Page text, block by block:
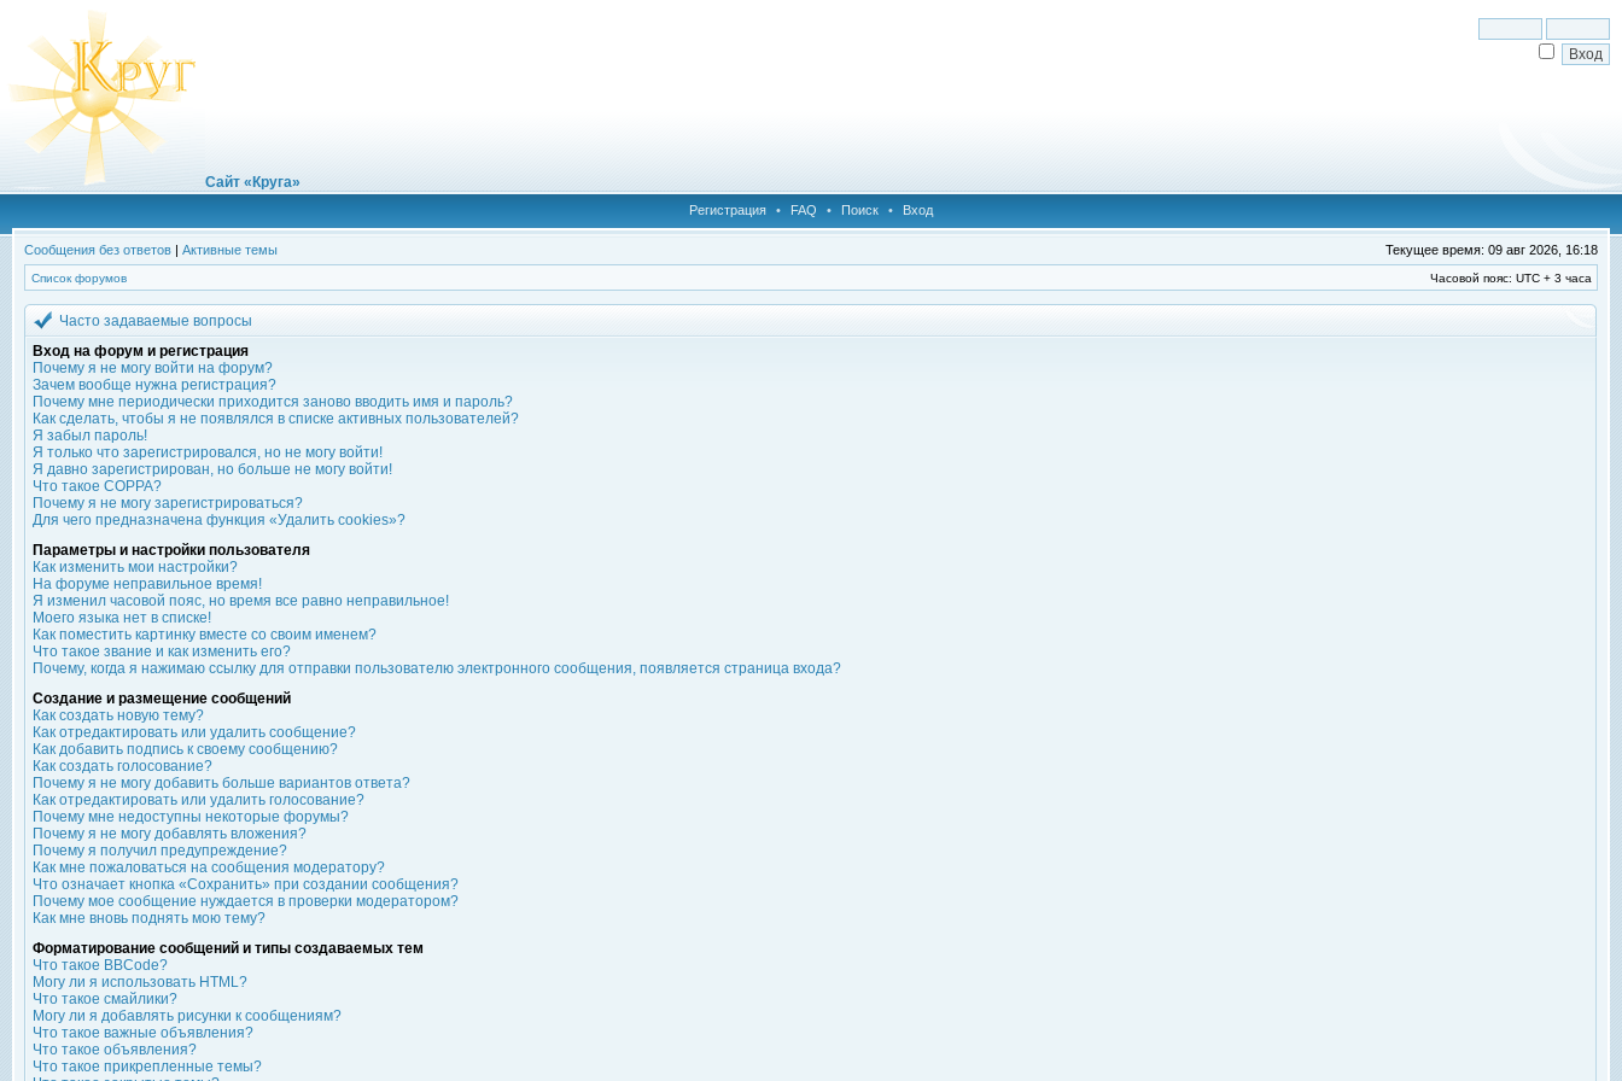
Сайт «Круга»
Регистрация • FAQ • Поиск • Вход
Сообщения без ответов | Активные темы Текущее время: 09 авг 2026, 16:18
Список форумов Часовой пояс: UTC + 3 часа
Часто задаваемые вопросы
Вход на форум и регистрация
Почему я не могу войти на форум?
Зачем вообще нужна регистрация?
Почему мне периодически приходится заново вводить имя и пароль?
Как сделать, чтобы я не появлялся в списке активных пользователей?
Я забыл пароль!
Я только что зарегистрировался, но не могу войти!
Я давно зарегистрирован, но больше не могу войти!
Что такое COPPA?
Почему я не могу зарегистрироваться?
Для чего предназначена функция «Удалить cookies»?
Параметры и настройки пользователя
Как изменить мои настройки?
На форуме неправильное время!
Я изменил часовой пояс, но время все равно неправильное!
Моего языка нет в списке!
Как поместить картинку вместе со своим именем?
Что такое звание и как изменить его?
Почему, когда я нажимаю ссылку для отправки пользователю электронного сообщения, появляется страница входа?
Создание и размещение сообщений
Как создать новую тему?
Как отредактировать или удалить сообщение?
Как добавить подпись к своему сообщению?
Как создать голосование?
Почему я не могу добавить больше вариантов ответа?
Как отредактировать или удалить голосование?
Почему мне недоступны некоторые форумы?
Почему я не могу добавлять вложения?
Почему я получил предупреждение?
Как мне пожаловаться на сообщения модератору?
Что означает кнопка «Сохранить» при создании сообщения?
Почему мое сообщение нуждается в проверки модератором?
Как мне вновь поднять мою тему?
Форматирование сообщений и типы создаваемых тем
Что такое BBCode?
Могу ли я использовать HTML?
Что такое смайлики?
Могу ли я добавлять рисунки к сообщениям?
Что такое важные объявления?
Что такое объявления?
Что такое прикрепленные темы?